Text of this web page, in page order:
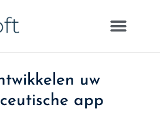
uw
app